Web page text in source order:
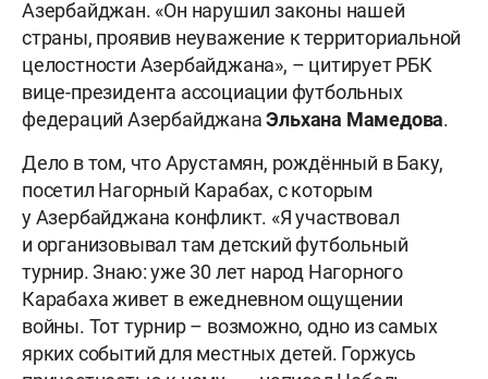
Азербайджан. «Он нарушил законы нашей
страны, проявив неуважение к территориальной
целостности Азербайджана», – цитирует РБК
вице-президента ассоциации футбольных
федераций АзербайджанаЭльхана Мамедова.
Дело в том, что Арустамян, рождённый в Баку,
посетил Нагорный Карабах, с которым
у Азербайджана конфликт. «Я участвовал
и организовывал там детский футбольный
турнир. Знаю: уже 30 лет народ Нагорного
Карабаха живет в ежедневном ощущении
войны. Тот турнир – возможно, одно из самых
ярких событий для местных детей. Горжусь